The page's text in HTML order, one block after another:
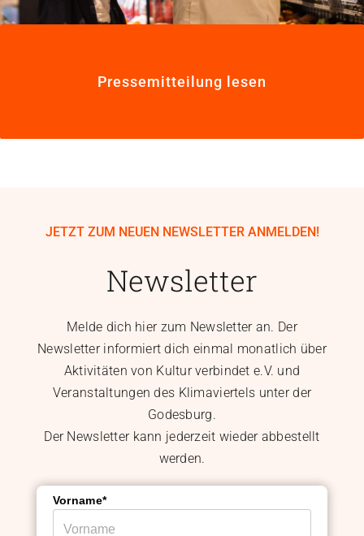
Pressemitteilung lesen
JETZT ZUM NEUEN NEWSLETTER ANMELDEN!
Newsletter
Melde dich hier zum Newsletter an. Der
Newsletter informiert dich einmal monatlich über
Aktivitäten von Kultur verbindet e.V. und
Veranstaltungen des Klimaviertels unter der
Godesburg.
Der Newsletter kann jederzeit wieder abbestellt
werden.
Vorname*